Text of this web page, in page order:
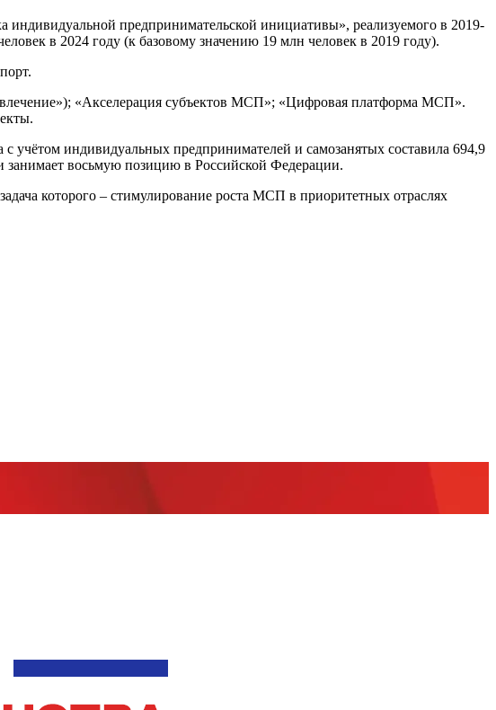
индивидуальной предпринимательской инициативы», реализуемого в 2019-
в 2024 году (к базовому значению 19 млн человек в 2019 году).
«Акселерация субъектов МСП»; «Цифровая платформа МСП».
учётом индивидуальных предпринимателей и самозанятых составила 694,9
занимает восьмую позицию в Российской Федерации.
которого – стимулирование роста МСП в приоритетных отраслях